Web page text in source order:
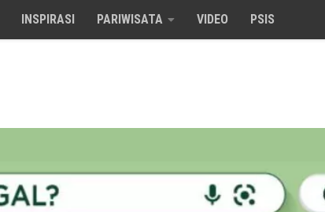
INSPIRASI PARIWISATA VIDEO PSIS